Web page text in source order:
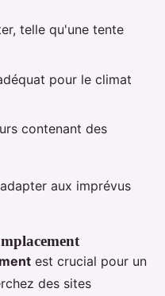
telle qu'une tente
pour le climat
contenant des
aux imprévus
est crucial pour un
des sites